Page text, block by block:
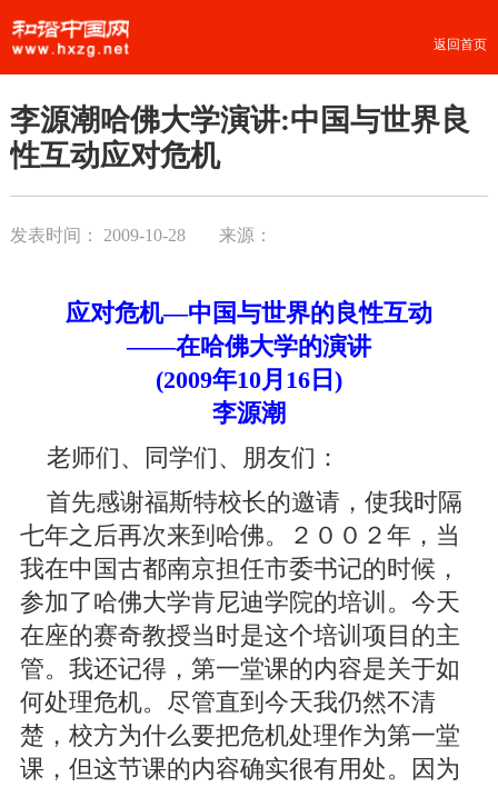
返回首页
李源潮哈佛大学演讲:中国与世界良
性互动应对危机
发表时间： 2009-10-28 来源：
应对危机—中国与世界的良性互动
——在哈佛大学的演讲
(2009年10月16日)
李源潮
老师们、同学们、朋友们：
首先感谢福斯特校长的邀请，使我时隔
七年之后再次来到哈佛。２００２年，当
我在中国古都南京担任市委书记的时候，
参加了哈佛大学肯尼迪学院的培训。今天
在座的赛奇教授当时是这个培训项目的主
管。我还记得，第一堂课的内容是关于如
何处理危机。尽管直到今天我仍然不清
楚，校方为什么要把危机处理作为第一堂
课，但这节课的内容确实很有用处。因为